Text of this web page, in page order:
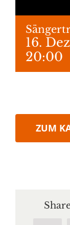
16.
20:00
ZUM